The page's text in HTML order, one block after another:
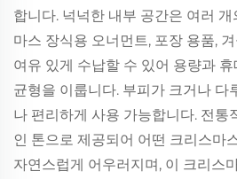
합니다. 넉넉한 내부 공간은 여러
마스 장식용 오너먼트, 포장 용품,
여유 있게 수납할 수 있어 용량과
균형을 이룹니다. 부피가 크거나 다
나 편리하게 사용 가능합니다. 전통
인 톤으로 제공되어 어떤 크리스마
자연스럽게 어우러지며, 이 크리스